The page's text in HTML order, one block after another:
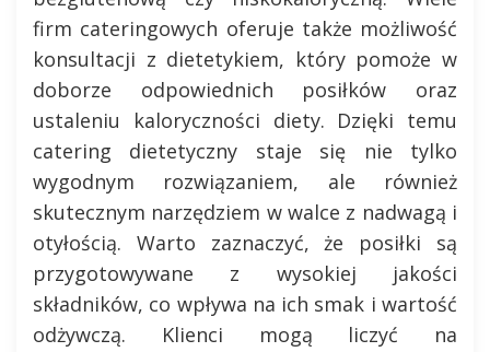
firm cateringowych oferuje także możliwość
konsultacji z dietetykiem, który pomoże w
doborze odpowiednich posiłków oraz
ustaleniu kaloryczności diety. Dzięki temu
catering dietetyczny staje się nie tylko
wygodnym rozwiązaniem, ale również
skutecznym narzędziem w walce z nadwagą i
otyłością. Warto zaznaczyć, że posiłki są
przygotowywane z wysokiej jakości
składników, co wpływa na ich smak i wartość
odżywczą. Klienci mogą liczyć na